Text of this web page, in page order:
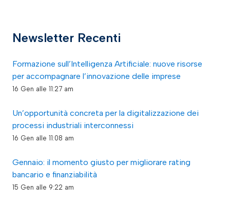
Newsletter Recenti
Formazione sull’Intelligenza Artificiale: nuove risorse
per accompagnare l’innovazione delle imprese
16 Gen alle 11:27 am
Un’opportunità concreta per la digitalizzazione dei
processi industriali interconnessi
16 Gen alle 11:08 am
Gennaio: il momento giusto per migliorare rating
bancario e finanziabilità
15 Gen alle 9:22 am